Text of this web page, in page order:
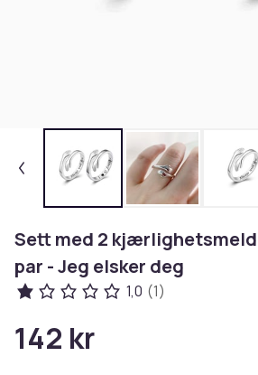
Sett med 2
par - Jeg elsker deg
1,0 (1)
142 kr